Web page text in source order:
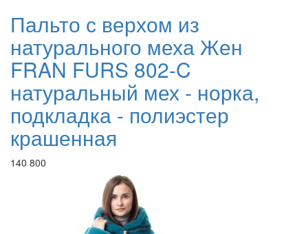
Пальто с верхом из
натурального меха Жен
FRAN FURS 802-C
натуральный мех - норка,
подкладка - полиэстер
крашенная
140 800